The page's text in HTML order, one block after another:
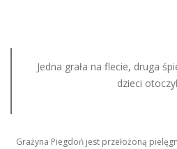
Jedna grała na flecie, druga
dzieci
Grażyna Piegdoń jest przełożoną